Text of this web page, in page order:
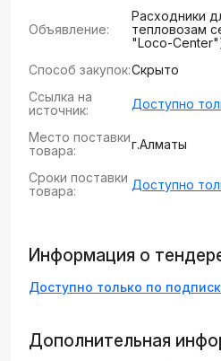
Объявление:
Расходники
тепловозам
"Loco-
Способ закупок:Скрыто
Ссылка на
источник:
Доступно
Место поставки
товара:
г.Алматы
Сроки поставки
товара:
Доступно
Информация о
Доступно только по
Дополнительная